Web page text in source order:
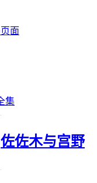
面
集
佐佐木与宫野